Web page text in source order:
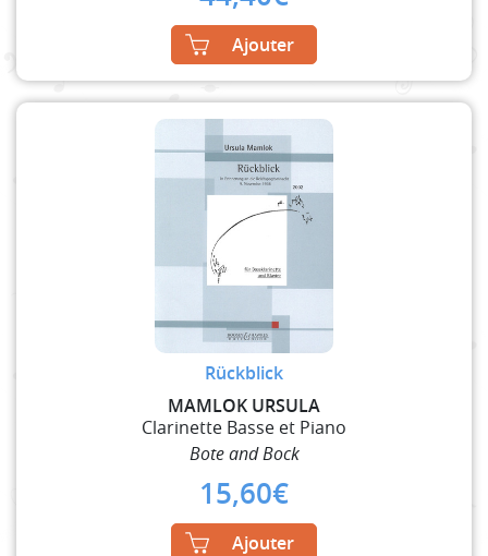
Ajouter
Rückblick
MAMLOK URSULA
Clarinette Basse et Piano
Bote and Bock
15,60€
Ajouter